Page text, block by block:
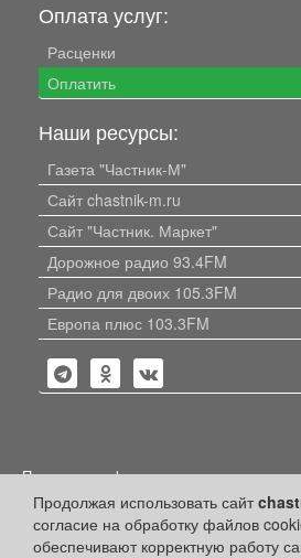
Продолжая использовать сайт
согласие на обработку файлов
обеспечивают корректную работу
Оплата услуг:
Расценки
Оплатить
Наши ресурсы:
Газета "Частник-М"
Сайт chastnik-m.ru
Сайт "Частник. Маркет"
Дорожное радио 93.4FM
Радио для двоих 105.3FM
Европа плюс 103.3FM
Политика конфиденциальности
Публикации с пометкой «Реклама», «На
«Партнёрский проект» оплачены
Редакция сайта не несет